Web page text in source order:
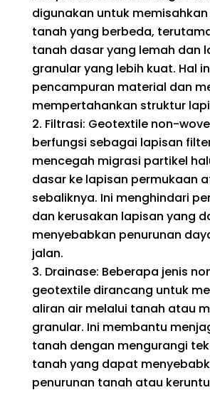
digunakan untuk
tanah yang berbeda,
tanah dasar yang lemah dan
granular yang lebih kuat. Hal
pencampuran material dan
mempertahankan struktur
Filtrasi: Geotextile non-
berfungsi sebagai lapisan
mencegah migrasi partikel
dasar ke lapisan permukaan
sebaliknya. Ini menghindari
dan kerusakan lapisan yang
menyebabkan penurunan
jalan.
Drainase: Beberapa jenis
geotextile dirancang untuk
aliran air melalui tanah atau
granular. Ini membantu
tanah dengan mengurangi
tanah yang dapat
penurunan tanah atau